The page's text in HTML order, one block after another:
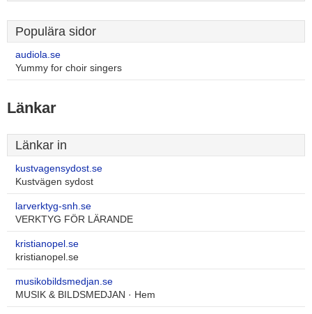
Populära sidor
audiola.se
Yummy for choir singers
Länkar
Länkar in
kustvagensydost.se
Kustvägen sydost
larverktyg-snh.se
VERKTYG FÖR LÄRANDE
kristianopel.se
kristianopel.se
musikobildsmedjan.se
MUSIK & BILDSMEDJAN · Hem